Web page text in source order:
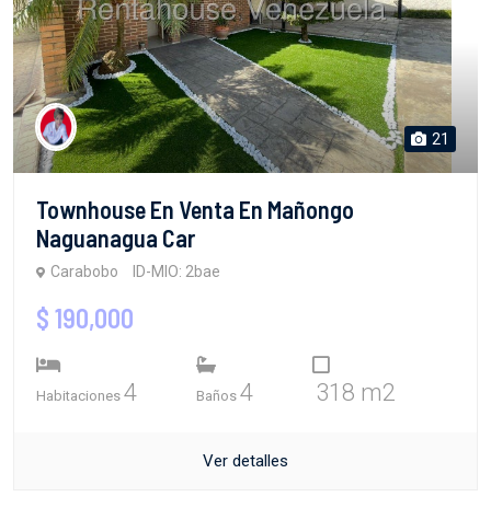
21
Townhouse En Venta En Mañongo
Naguanagua Car
Carabobo ID-MIO: 2bae
$ 190,000
Habitaciones 4 Baños 4 318 m2
Ver detalles